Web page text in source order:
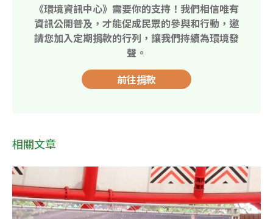
《環境資訊中心》需要你的支持！我們相信唯有
資訊公開普及，才能促成民眾的參與和行動，邀
請您加入定期捐款的行列，讓我們持續為環境發
聲。
前往捐款
相關文章